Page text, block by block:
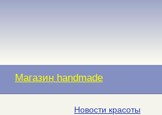
Магазин handmade
Новости красоты